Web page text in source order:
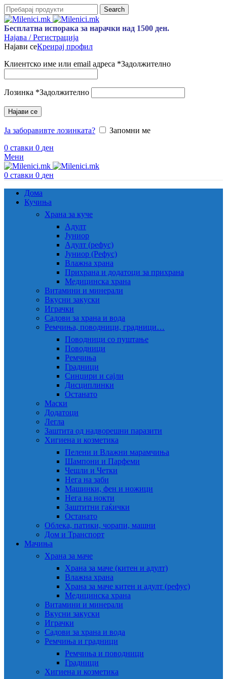
Search
Бесплатна испорака за нарачки над 1500 ден.
Најава / Регистрација
Најави сеКреирај профил
Клиентско име или email адреса *Задолжително
Лозинка *Задолжително
Најави се
Ја заборавивте лозинката?
Запомни ме
0 ставки 0 ден
Мени
0 ставки 0 ден
Дома
Кучиња
Храна за куче
Адулт
Јуниор
Адулт (рефус)
Јуниор (Рефус)
Влажна храна
Прихрана и додатоци за прихрана
Медицинска храна
Витамини и минерали
Вкусни закуски
Играчки
Садови за храна и вода
Ремчиња, поводници, градници…
Поводници со пуштање
Поводници
Ремчиња
Градници
Синџири и сајли
Дисциплинки
Останато
Маски
Додатоци
Легла
Заштита од надворешни паразити
Хигиена и козметика
Пелени и Влажни марамчиња
Шампони и Парфеми
Чешли и Четки
Нега на заби
Машинки, фен и ножици
Нега на нокти
Заштитни гаќички
Останато
Облека, патики, чорапи, машни
Дом и Транспорт
Мачиња
Храна за маче
Храна за маче (китен и адулт)
Влажна храна
Храна за маче китен и адулт (рефус)
Медицинска храна
Витамини и минерали
Вкусни закуски
Играчки
Садови за храна и вода
Ремчиња и градници
Ремчиња и поводници
Градници
Хигиена и козметика